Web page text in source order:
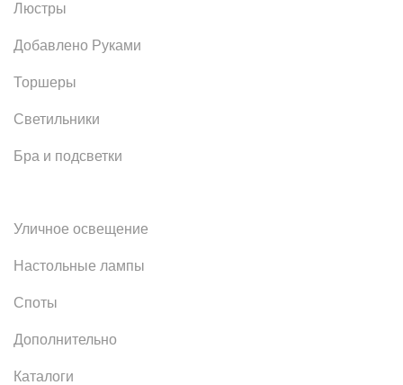
Люстры
Добавлено Руками
Торшеры
Светильники
Бра и подсветки
Уличное освещение
Настольные лампы
Споты
Дополнительно
Каталоги